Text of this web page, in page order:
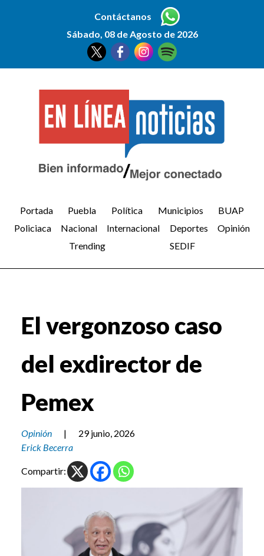
Contáctanos
Sábado, 08 de Agosto de 2026
Portada Puebla Política Municipios
BUAP
Policiaca
Nacional Internacional Deportes
Opinión
Trending
SEDIF
El vergonzoso caso
del exdirector de
Pemex
Opinión |
29 junio, 2026
Erick Becerra
Compartir: